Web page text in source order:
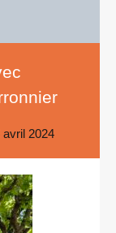
avril 2024